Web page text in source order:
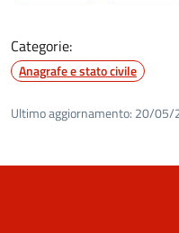
Categorie:
Anagrafe e stato civile
Ultimo aggiornamento: 20/05/